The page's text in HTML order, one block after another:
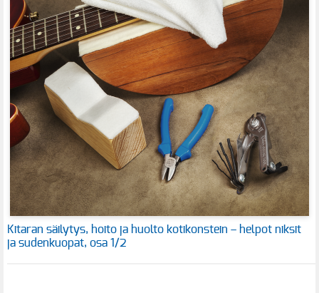
Kitaran säilytys, hoito ja huolto kotikonstein – helpot niksit
ja sudenkuopat, osa 1/2